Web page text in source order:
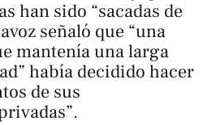
han sido “sacadas de
señaló que “una
mantenía una larga
había decidido hacer
de sus